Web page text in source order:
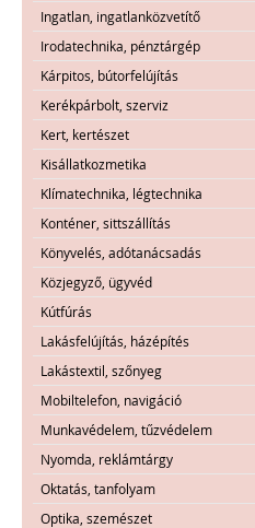
Ingatlan, ingatlanközvetítő
Irodatechnika, pénztárgép
Kárpitos, bútorfelújítás
Kerékpárbolt, szerviz
Kert, kertészet
Kisállatkozmetika
Klímatechnika, légtechnika
Konténer, sittszállítás
Könyvelés, adótanácsadás
Közjegyző, ügyvéd
Kútfúrás
Lakásfelújítás, házépítés
Lakástextil, szőnyeg
Mobiltelefon, navigáció
Munkavédelem, tűzvédelem
Nyomda, reklámtárgy
Oktatás, tanfolyam
Optika, szemészet